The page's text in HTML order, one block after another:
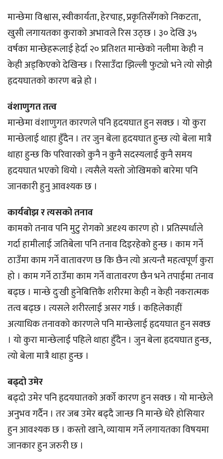
मान्छेमा विश्वास, स्वीकार्यता, हेरचाह, प्रकृतिसँगको निकटता,
खुसी लगायतका कुराको अभावले रिस उठ्छ । ३० देखि ३५
वर्षका मान्छेहरूलाई हेर्दा २० प्रतिशत मान्छेको नलीमा केही न
केही अड्किएको देखिन्छ । रिसाउँदा झिल्ली फुट्यो भने त्यो सोझै
हृदयघातको कारण बन्ने हो ।
वंशाणुगत तत्व
मान्छेमा वंशाणुगत कारणले पनि हृदयघात हुन सक्छ । यो कुरा
मान्छेलाई थाहा हुँदैन । तर जुन बेला हृदयघात हुन्छ त्यो बेला मात्रै
थाहा हुन्छ कि परिवारको कुनै न कुनै सदस्यलाई कुनै समय
हृदयघात भएको थियो । त्यसैले यस्तो जोखिमको बारेमा पनि
जानकारी हुनु आवश्यक छ ।
कार्यबोझ र त्यसको तनाव
कामको तनाव पनि मुटु रोगको अदृश्य कारण हो । प्रतिस्पर्धाले
गर्दा हामीलाई जतिबेला पनि तनाव दिइरहेको हुन्छ । काम गर्ने
ठाउँमा काम गर्ने वातावरण छ कि छैन त्यो अत्यन्तै महत्वपूर्ण कुरा
हो । काम गर्ने ठाउँमा काम गर्ने वातावरण छैन भने तपाईमा तनाव
बढ्छ । मान्छे दुःखी हुनेबित्तिकै शरीरमा केही न केही नकरात्मक
तत्व बढ्छ । त्यसले शरीरलाई असर गर्छ । कहिलेकाहीं
अत्याधिक तनावको कारणले पनि मान्छेलाई हृदयघात हुन सक्छ
। यो कुरा मान्छेलाई पहिले थाहा हुँदैन । जुन बेला हृदयघात हुन्छ,
त्यो बेला मात्रै थाहा हुन्छ ।
बढ्दो उमेर
बढ्दो उमेर पनि हृदयघातको अर्को कारण हुन सक्छ । यो मान्छेले
अनुभव गर्दैन । तर जब उमेर बढ्दै जान्छ नि मान्छे धेरै होसियार
हुन आवश्यक छ । कस्तो खाने, व्यायाम गर्ने लगायतका विषयमा
जानकार हुन जरुरी छ ।